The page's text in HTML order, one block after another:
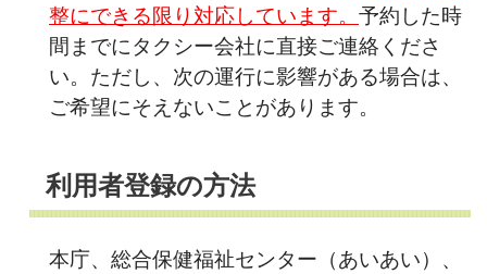
整にできる限り対応しています。 予約した時
間までにタクシー会社に直接ご連絡くださ
い。ただし、次の運行に影響がある場合は、
ご希望にそえないことがあります。
利用者登録の方法
本庁、総合保健福祉センター（あいあい）、